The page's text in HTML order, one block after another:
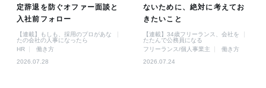
定辞退を防ぐオファー面談と
入社前フォロー
【連載】もしも、採用のプロがあな
たの会社の人事になったら
HR
働き方
2026.07.28
ないために、絶対に考えてお
きたいこと
【連載】34歳フリーランス、会社を
たたんで公務員になる
フリーランス/個人事業主
働き方
2026.07.24